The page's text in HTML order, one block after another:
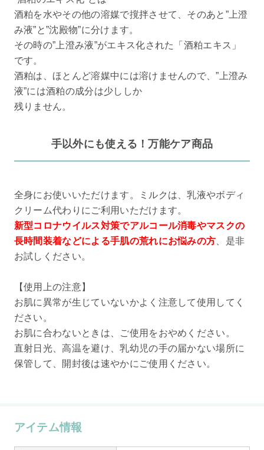
酒粕を水やその他の溶媒で撹拌させて、そのあと”上澄
み液”と”沈殿物”に分けます。
その時の”上澄み液”がエキス化された「酒粕エキス」
です。
酒粕は、ほとんど溶媒中には溶けませんので、”上澄み
液”には酒粕の成分は少ししか
残りません。
手以外にも使える！万能ケア商品
全身にお使いいただけます。ミルクは、乳液やボディ
クリーム代わりにご利用いただけます。
新型コロナウイルス対策でアルコール消毒やマスクの
長時間装着などによる手肌の荒れにお悩みの方 、是非
お試しください。
【使用上の注意】
お肌に異常が生じていないかよく注意して使用してく
ださい。
お肌に合わないときは、ご使用をおやめください。
直射日光、高温を避け、乳幼児の手の届かない場所に
保管して、開封後は速やかにご使用ください。
アイテム情報